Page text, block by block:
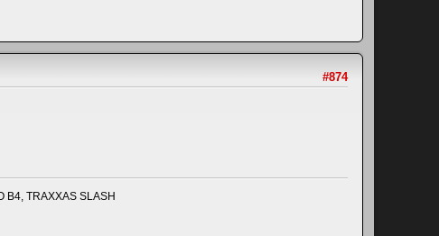
#874
B4, TRAXXAS SLASH